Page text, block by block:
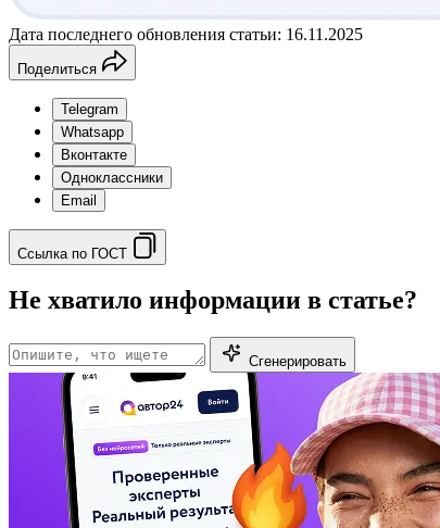
Дата последнего обновления статьи: 16.11.2025
Поделиться
Telegram
Whatsapp
Вконтакте
Одноклассники
Email
Ссылка по ГОСТ
Не хватило информации в статье?
Сгенерировать